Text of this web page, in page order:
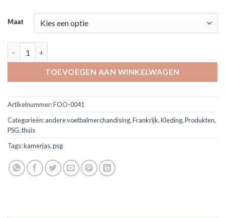
Maat
TOEVOEGEN AAN WINKELWAGEN
Artikelnummer:FOO-0041
Categorieën:andere voetbalmerchandising,Frankrijk,Kleding,Produkten,
PSG,thuis
Tags:kamerjas,psg